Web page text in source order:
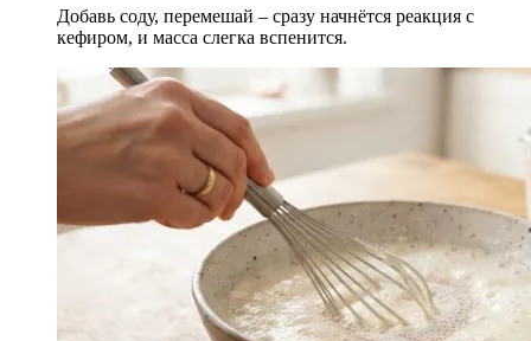
Добавь соду, перемешай – сразу начнётся реакция с
кефиром, и масса слегка вспенится.